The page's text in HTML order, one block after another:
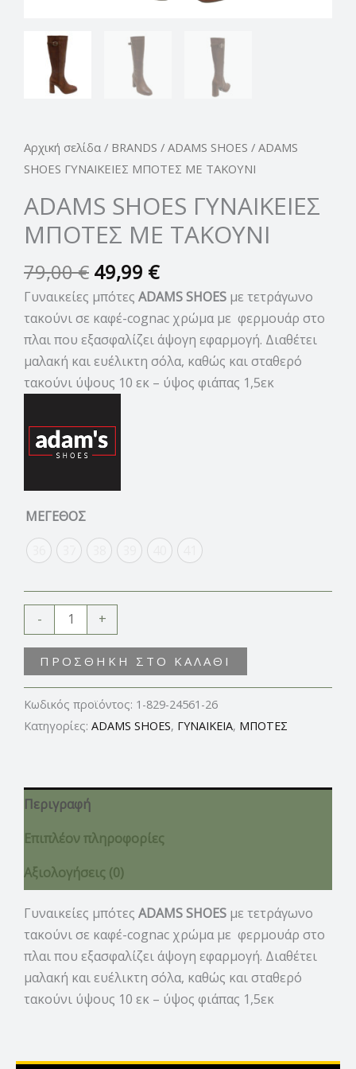
Αρχική σελίδα / BRANDS / ADAMS SHOES / ADAMS
SHOES ΓΥΝΑΙΚΕΙΕΣ ΜΠΟΤΕΣ ΜΕ ΤΑΚΟΥΝΙ
ADAMS SHOES ΓΥΝΑΙΚΕΙΕΣ
ΜΠΟΤΕΣ ΜΕ ΤΑΚΟΥΝΙ
79,00€ 49,99 €
Γυναικείες μπότες ADAMS SHOES με τετράγωνο
τακούνι σε καφέ-cognac χρώμα με φερμουάρ στο
πλαι που εξασφαλίζει άψογη εφαρμογή. Διαθέτει
μαλακή και ευέλικτη σόλα, καθώς και σταθερό
τακούνι ύψους 10 εκ – ύψος φιάπας 1,5εκ
ΜΕΓΕΘΟΣ
- +
ΠΡΟΣΘΉΚΗ ΣΤΟ ΚΑΛΆΘΙ
Κωδικός προϊόντος: 1-829-24561-26
Κατηγορίες: ADAMS SHOES, ΓΥΝΑΙΚΕΙΑ, ΜΠΟΤΕΣ
Περιγραφή
Επιπλέον πληροφορίες
Αξιολογήσεις (0)
Γυναικείες μπότες ADAMS SHOES με τετράγωνο
τακούνι σε καφέ-cognac χρώμα με φερμουάρ στο
πλαι που εξασφαλίζει άψογη εφαρμογή. Διαθέτει
μαλακή και ευέλικτη σόλα, καθώς και σταθερό
τακούνι ύψους 10 εκ – ύψος φιάπας 1,5εκ